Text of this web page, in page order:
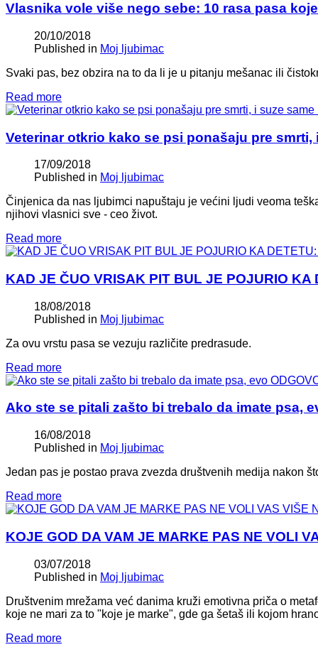
Vlasnika vole više nego sebe: 10 rasa pasa
20/10/2018
Published in Moj ljubimac
Svaki pas, bez obzira na to da li je u pitanju mešanac ili
Read more
Veterinar otkrio kako se psi ponašaju pre smrti,
17/09/2018
Published in Moj ljubimac
Činjenica da nas ljubimci napuštaju je većini ljudi veoma
njihovi vlasnici sve - ceo život.
Read more
KAD JE ČUO VRISAK PIT BUL JE POJURIO
18/08/2018
Published in Moj ljubimac
Za ovu vrstu pasa se vezuju različite predrasude.
Read more
Ako ste se pitali zašto bi trebalo da imate psa,
16/08/2018
Published in Moj ljubimac
Jedan pas je postao prava zvezda društvenih medija nakon
Read more
KOJE GOD DA VAM JE MARKE PAS NE VOLI
03/07/2018
Published in Moj ljubimac
Društvenim mrežama već danima kruži emotivna priča o
koje ne mari za to "koje je marke", gde ga šetaš ili kojom
Read more